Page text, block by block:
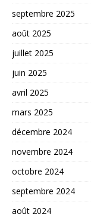
septembre 2025
août 2025
juillet 2025
juin 2025
avril 2025
mars 2025
décembre 2024
novembre 2024
octobre 2024
septembre 2024
août 2024